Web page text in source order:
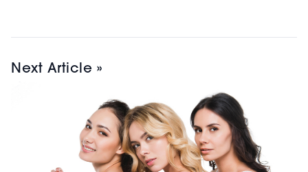
Next Article »